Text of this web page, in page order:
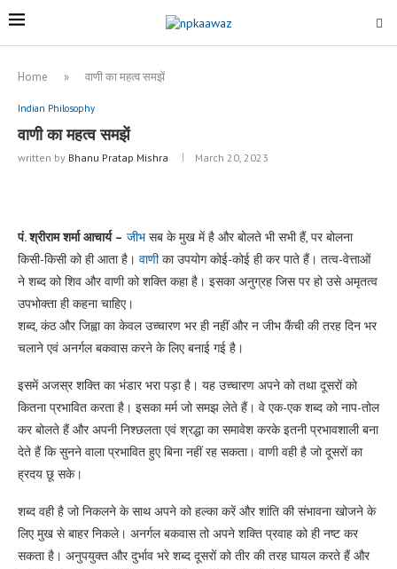
Home » वाणी का महत्व समझें
Indian Philosophy
वाणी का महत्व समझें
written by Bhanu Pratap Mishra March 20, 2023
पं. श्रीराम शर्मा आचार्य – जीभसब के मुख में है और बोलते भी सभी हैं, पर बोलना
किसी-किसी को ही आता है। वाणीका उपयोग कोई-कोई ही कर पाते हैं। तत्व-वेत्ताओं
ने शब्द को शिव और वाणी को शक्ति कहा है। इसका अनुग्रह जिस पर हो उसे अमृतत्व
उपभोक्ता ही कहना चाहिए।
शब्द, कंठ और जिह्वा का केवल उच्चारण भर ही नहीं और न जीभ कैंची की तरह दिन भर
चलाने एवं अनर्गल बकवास करने के लिए बनाई गई है।
इसमें अजस्र शक्ति का भंडार भरा पड़ा है। यह उच्चारण अपने को तथा दूसरों को
कितना प्रभावित करता है। इसका मर्म जो समझ लेते हैं। वे एक-एक शब्द को नाप-तोल
कर बोलते हैं और अपनी निश्छलता एवं श्रद्धा का समावेश करके इतनी प्रभावशाली बना
देते हैं कि सुनने वाला प्रभावित हुए बिना नहीं रह सकता। वाणी वही है जो दूसरों का
ह्रदय छू सके।
शब्द वही है जो निकलने के साथ अपने को हल्का करें और शांति की संभावना खोजने के
लिए मुख से बाहर निकले। अनर्गल बकवास तो अपने शक्ति प्रवाह को ही नष्ट कर
सकता है। अनुपयुक्त और दुर्भाव भरे शब्द दूसरों को तीर की तरह घायल करते हैं और